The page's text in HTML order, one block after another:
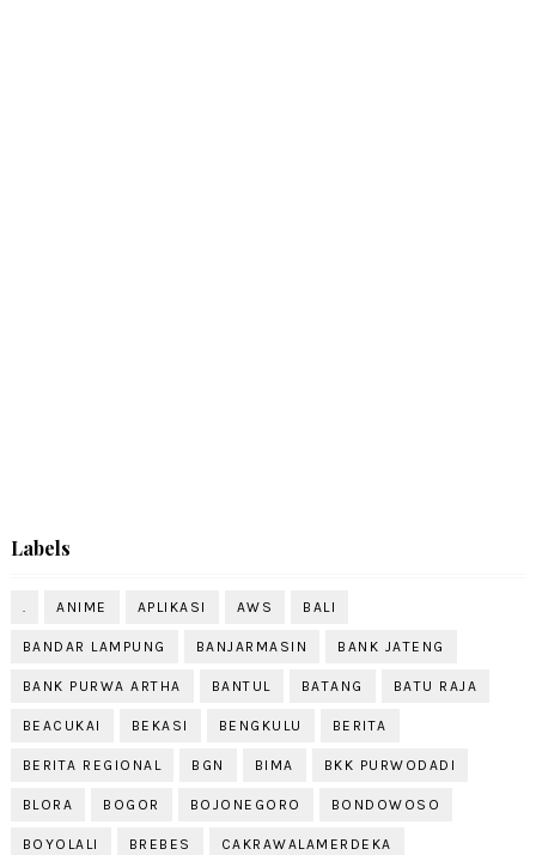
Labels
. ANIME APLIKASI AWS BALI
BANDAR LAMPUNG BANJARMASIN BANK JATENG
BANK PURWA ARTHA BANTUL BATANG BATU RAJA
BEACUKAI BEKASI BENGKULU BERITA
BERITA REGIONAL BGN BIMA BKK PURWODADI
BLORA BOGOR BOJONEGORO BONDOWOSO
BOYOLALI BREBES CAKRAWALAMERDEKA